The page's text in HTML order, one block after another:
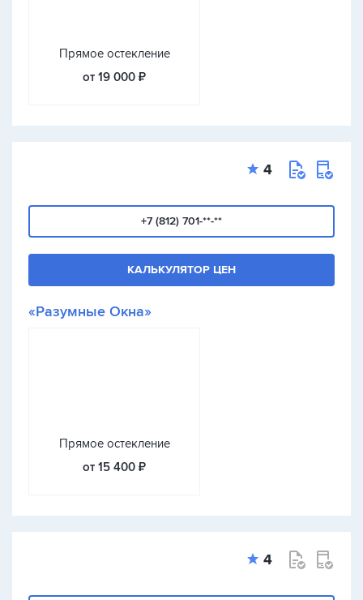
Прямое остекление
от 19 000 ₽
4
+7 (812) 701-**-**
КАЛЬКУЛЯТОР ЦЕН
«Разумные Окна»
Прямое остекление
от 15 400 ₽
4